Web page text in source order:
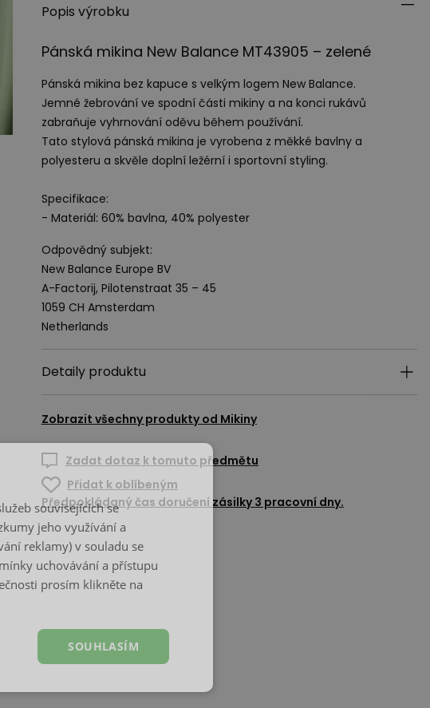
Popis výrobku
Pánská mikina New Balance MT43905 – zelené
Pánská mikina bez kapuce s velkým logem New Balance.
Jemné žebrování ve spodní části mikiny a na konci rukávů
zabraňuje vyhrnování oděvu během používání.
Tato stylová pánská mikina je vyrobena z měkké bavlny a
polyesteru a skvěle doplní ležérní i sportovní styling.
Specifikace:
- Materiál: 60% bavlna, 40% polyester
Odpovědný subjekt:
New Balance Europe BV
A-Factorij, Pilotenstraat 35 – 45
1059 CH Amsterdam
Netherlands
Detaily produktu
Zobrazit všechny produkty od Mikiny
Zadat dotaz k tomuto předmětu
Přidat k oblíbeným
Předpokládaný čas doručení zásilky 3 pracovní dny.
souvisejících se
jeho využívání a
reklamy) v souladu se
uchovávání a přístupu
prosím klikněte na
SOUHLASÍM